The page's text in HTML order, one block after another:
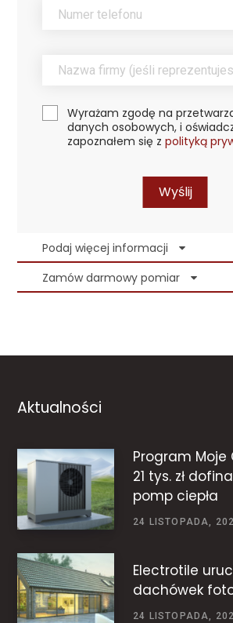
Wyrażam zgodę na
danych osobowych, i
zapoznałem się z polityką
Wyślij
Podaj więcej informacji
Zamów darmowy pomiar
Aktualności
Program Moje
21 tys. zł
pomp ciepła
24 LISTOPADA,
Electrotile
dachówek
24 LISTOPADA,